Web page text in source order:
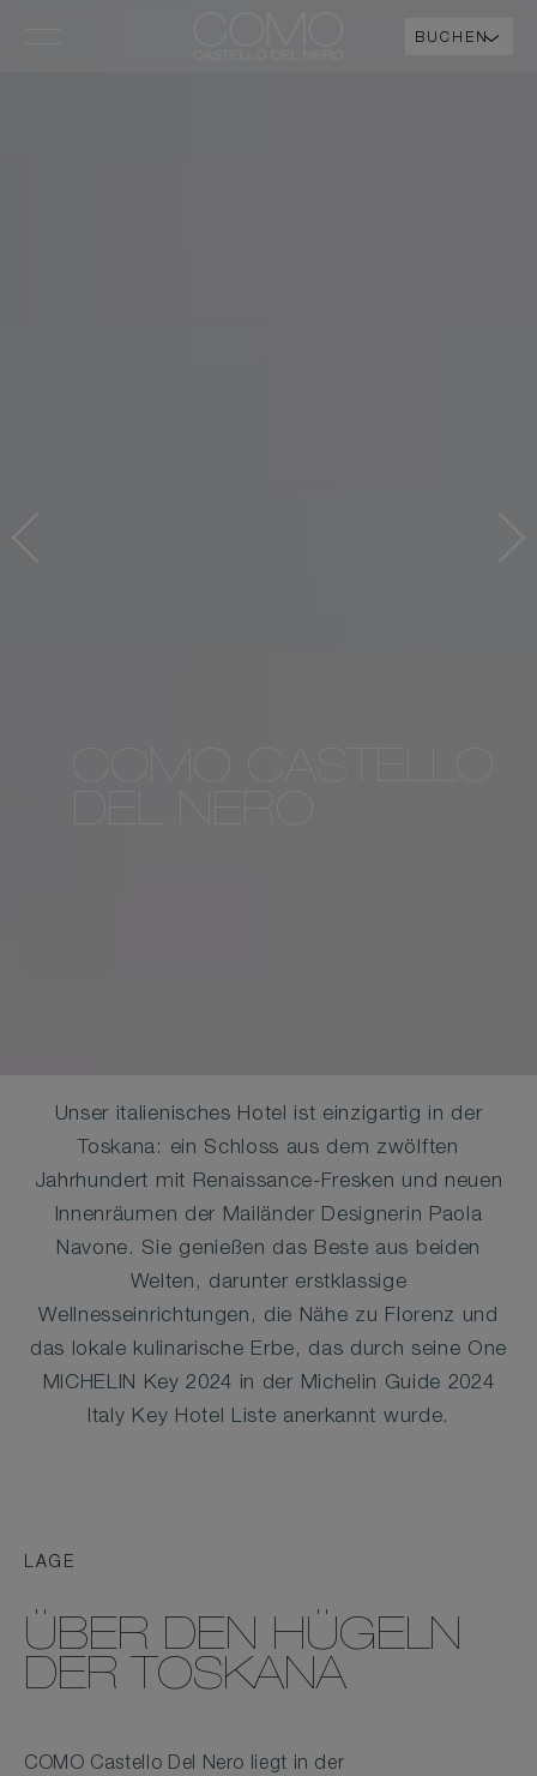
BUCHEN
Unser italienisches Hotel ist einzigartig in der
Toskana: ein Schloss aus dem zwölften
Jahrhundert mit Renaissance-Fresken und neuen
Innenräumen der Mailänder Designerin Paola
Navone. Sie genießen das Beste aus beiden
Welten, darunter erstklassige
Wellnesseinrichtungen, die Nähe zu Florenz und
das lokale kulinarische Erbe, das durch seine One
MICHELIN Key 2024 in der Michelin Guide 2024
Italy Key Hotel Liste anerkannt wurde.
LAGE
ÜBER DEN HÜGELN
DER TOSKANA
COMO Castello Del Nero liegt in der